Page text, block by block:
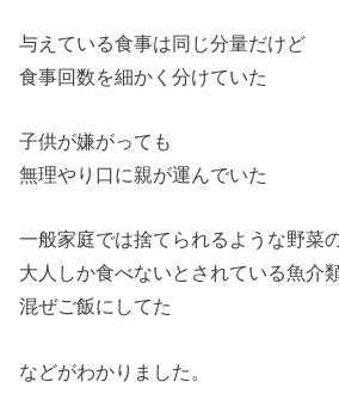
与えている食事は同じ分量だけど
食事回数を細かく分けていた
子供が嫌がっても
無理やり口に親が運んでいた
一般家庭では捨てられるような野菜
大人しか食べないとされている魚介
混ぜご飯にしてた
などがわかりました。